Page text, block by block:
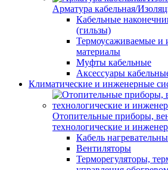
Арматура кабельная/
Кабельные
(гильзы)
Термоусаживаемые и
материалы
Муфты кабельные
Аксессуары
Климатические и инженерные
Отопительные приборы,
технологические и
Кабель
Вентиляторы
Терморегуляторы,